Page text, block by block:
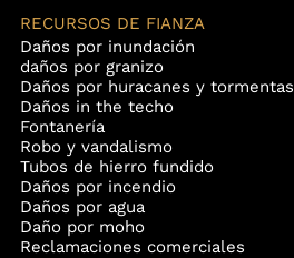
RECURSOS DE FIANZA
Daños por inundación
daños por granizo
Daños por huracanes y tormentas
Daños in the techo
Fontanería
Robo y vandalismo
Tubos de hierro fundido
Daños por incendio
Daños por agua
Daño por moho
Reclamaciones comerciales